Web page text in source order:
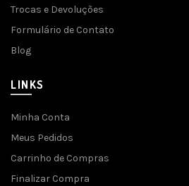
Trocas e Devoluções
Formulário de Contato
Blog
LINKS
Minha Conta
Meus Pedidos
Carrinho de Compras
Finalizar Compra